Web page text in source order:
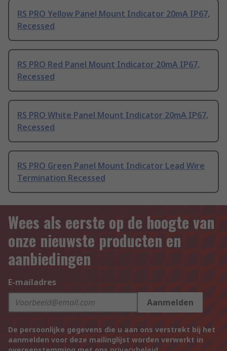
RS PRO Yellow Panel Mount Indicator 20mA IP67,
Recessed
RS PRO Red Panel Mount Indicator 20mA IP67,
Recessed
RS PRO White Panel Mount Indicator 20mA IP67,
Recessed
RS PRO Green Panel Mount Indicator Lead Wire
Termination Recessed
Wees als eerste op de hoogte van
onze nieuwste producten en
aanbiedingen
E-mailadres
Aanmelden
De persoonlijke gegevens die u aan ons verstrekt bij het
aanmelden voor deze mailinglijst worden verwerkt in